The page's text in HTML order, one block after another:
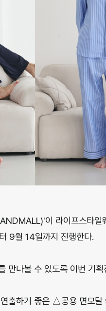
이 라이프스타
9월 14일까지 진행한다.
만나볼 수 있도록 이번 기
연출하기 좋은 △공용 면모